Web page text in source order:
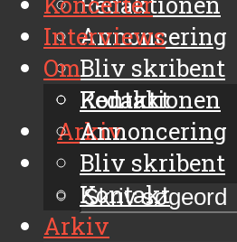
Annoncering
Bliv skribent
Kontakt
Arkiv
Interviews
Om
Redaktionen
Annoncering
Bliv skribent
Kontakt
Arkiv